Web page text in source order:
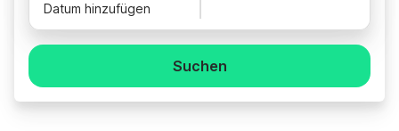
Datum hinzufügen
Suchen